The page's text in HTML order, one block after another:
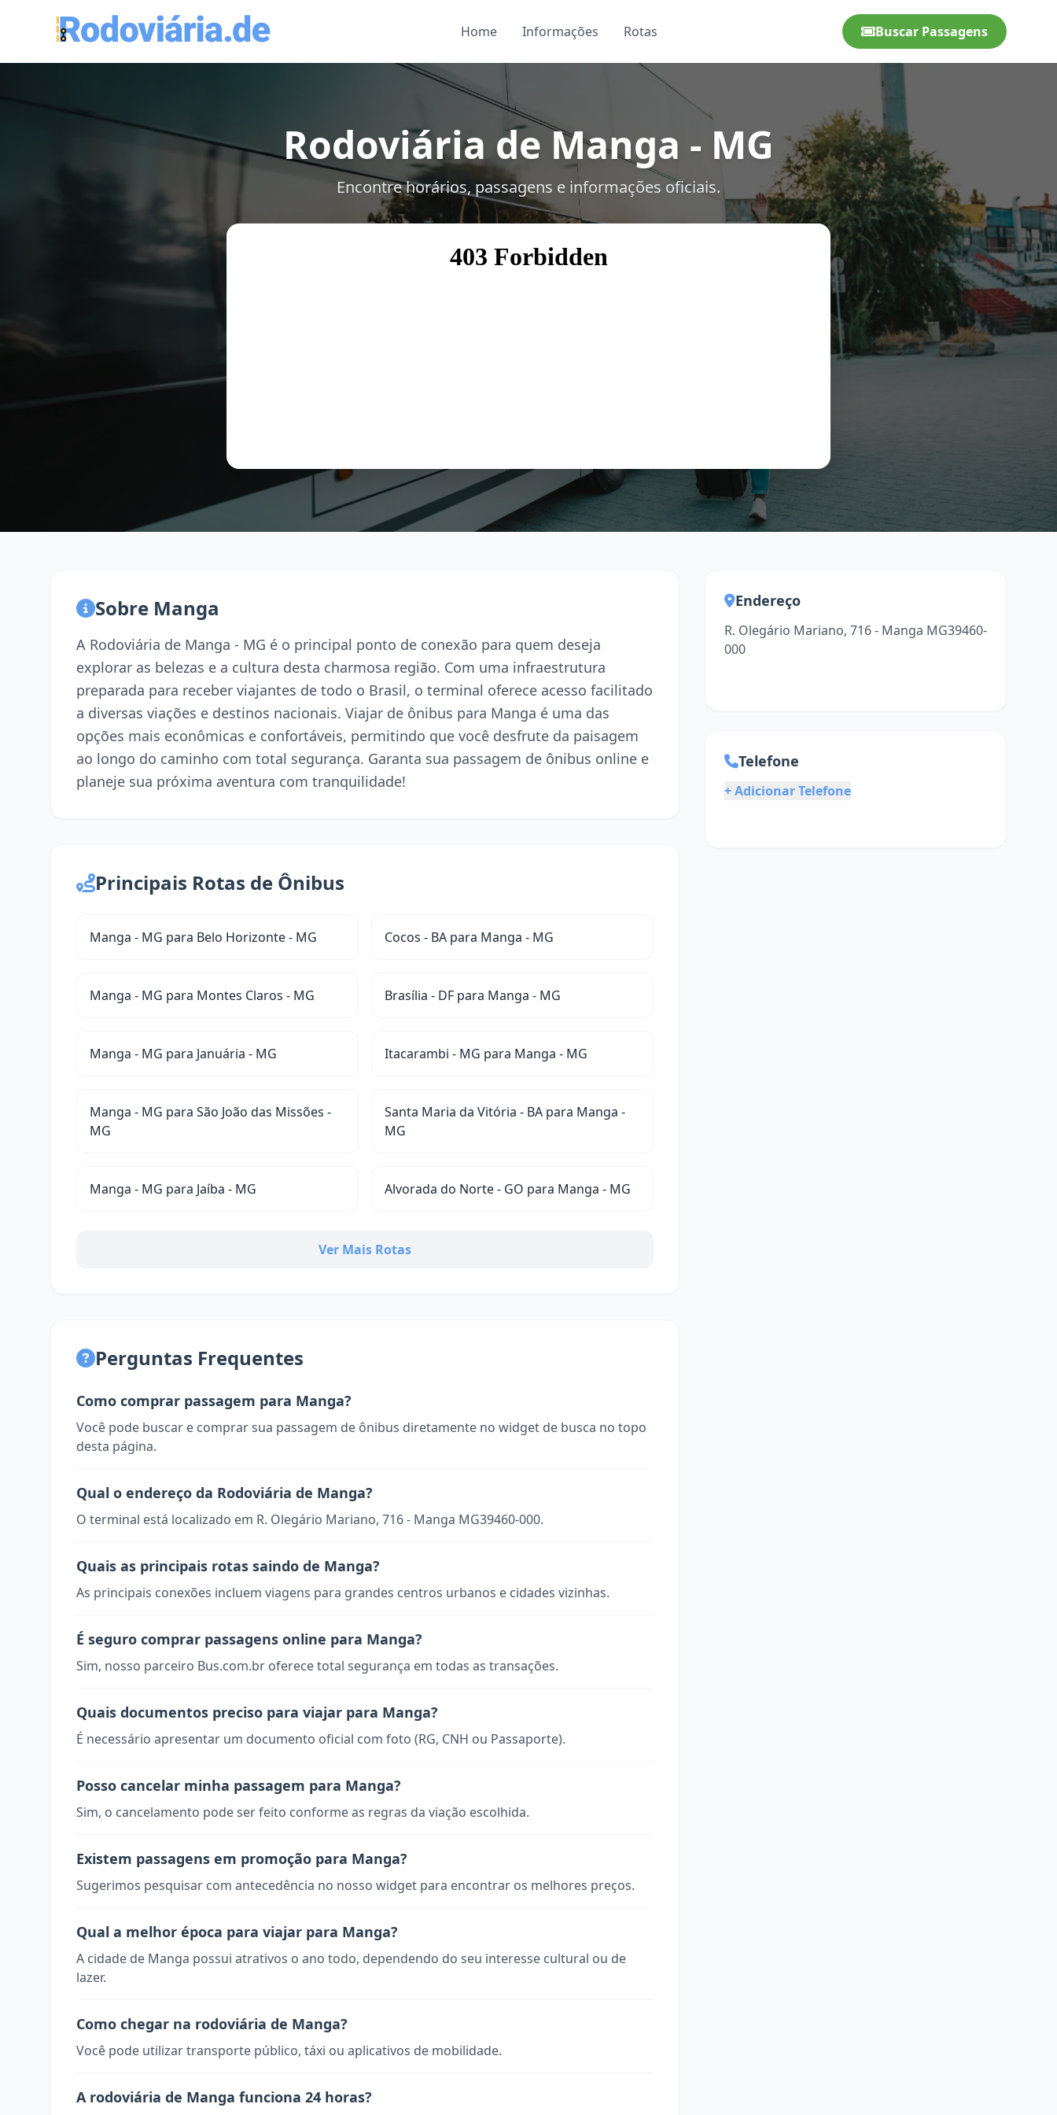
Home Informações Rotas Buscar Passagens
Rodoviária de Manga - MG
Encontre horários, passagens e informações oficiais.
Sobre Manga
A Rodoviária de Manga - MG é o principal ponto de conexão para quem deseja
explorar as belezas e a cultura desta charmosa região. Com uma infraestrutura
preparada para receber viajantes de todo o Brasil, o terminal oferece acesso facilitado
a diversas viações e destinos nacionais. Viajar de ônibus para Manga é uma das
opções mais econômicas e confortáveis, permitindo que você desfrute da paisagem
ao longo do caminho com total segurança. Garanta sua passagem de ônibus online e
planeje sua próxima aventura com tranquilidade!
Principais Rotas de Ônibus
Manga - MG para Belo Horizonte - MG Cocos - BA para Manga - MG
Manga - MG para Montes Claros - MG Brasília - DF para Manga - MG
Manga - MG para Januária - MG Itacarambi - MG para Manga - MG
Manga - MG para São João das Missões -
MG
Santa Maria da Vitória - BA para Manga -
MG
Manga - MG para Jaíba - MG Alvorada do Norte - GO para Manga - MG
Ver Mais Rotas
Perguntas Frequentes
Como comprar passagem para Manga?
Você pode buscar e comprar sua passagem de ônibus diretamente no widget de busca no topo
desta página.
Qual o endereço da Rodoviária de Manga?
O terminal está localizado em R. Olegário Mariano, 716 - Manga MG39460-000.
Quais as principais rotas saindo de Manga?
As principais conexões incluem viagens para grandes centros urbanos e cidades vizinhas.
É seguro comprar passagens online para Manga?
Sim, nosso parceiro Bus.com.br oferece total segurança em todas as transações.
Quais documentos preciso para viajar para Manga?
É necessário apresentar um documento oficial com foto (RG, CNH ou Passaporte).
Posso cancelar minha passagem para Manga?
Sim, o cancelamento pode ser feito conforme as regras da viação escolhida.
Existem passagens em promoção para Manga?
Sugerimos pesquisar com antecedência no nosso widget para encontrar os melhores preços.
Qual a melhor época para viajar para Manga?
A cidade de Manga possui atrativos o ano todo, dependendo do seu interesse cultural ou de
lazer.
Como chegar na rodoviária de Manga?
Você pode utilizar transporte público, táxi ou aplicativos de mobilidade.
A rodoviária de Manga funciona 24 horas?
Endereço
R. Olegário Mariano, 716 - Manga MG39460-
000
Telefone
+ Adicionar Telefone